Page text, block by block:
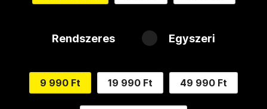
Rendszeres Egyszeri
9 990 Ft 19 990 Ft 49 990 Ft